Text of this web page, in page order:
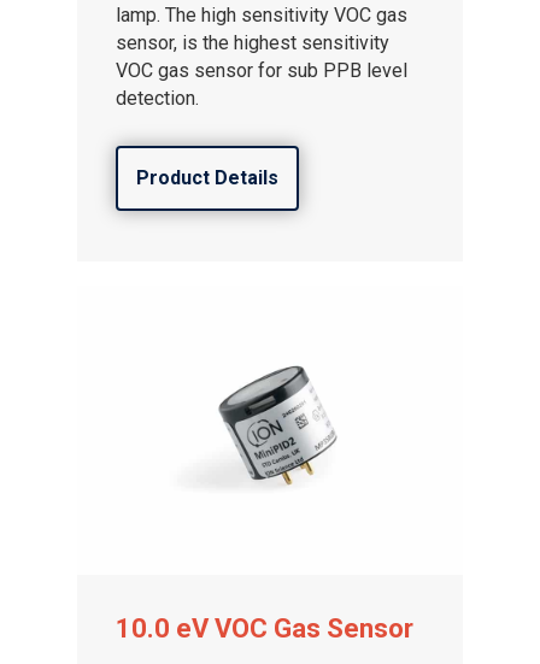
lamp. The high sensitivity VOC gas
sensor, is the highest sensitivity
VOC gas sensor for sub PPB level
detection.
Product Details
10.0 eV VOC Gas Sensor
Rilevatori di gas e di